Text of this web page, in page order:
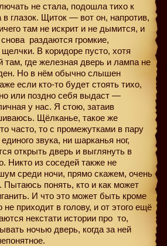
не стала, подошла тихо к
в глазок. Щиток — вот он, напротив,
там не искрит и не дымится, и
раздаются громкие,
В коридоре пусто, хотя
там, где железная дверь и лампа не
Но в нём обычно слышен
если кто-то будет стоять тихо,
или поздно себя выдаст —
у нас. Я стою, затаив
Щёлканье, такое же
часто, то с промежутками в пару
звука, ни шарканья ног,
открыть дверь и выглянуть в
Никто из соседей также не
среди ночи, прямо скажем, очень
Пытаюсь понять, кто и как может
И что это может быть кроме
не приходит в голову, и от этого ещё
некстати истории про то,
ночью дверь, когда за ней